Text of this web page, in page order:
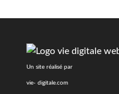
Un site réalisé par
vie- digitale.com